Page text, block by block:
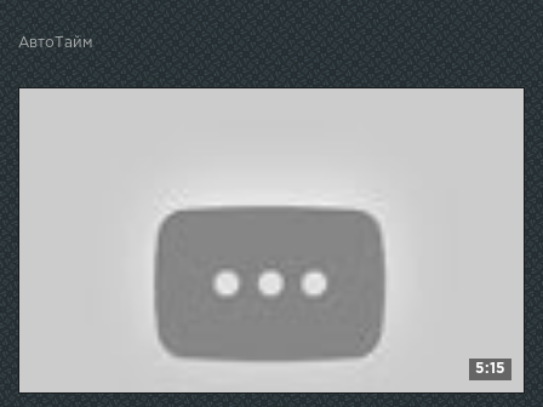
АвтоТайм
5:15